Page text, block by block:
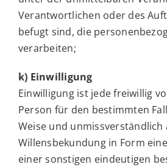
Verantwortlichen oder des
befugt sind, die
verarbeiten;
k) Einwilligung
Einwilligung ist jede freiwillig
Person für den bestimmten
Weise und unmissverständlich
Willensbekundung in Form
einer sonstigen eindeutigen